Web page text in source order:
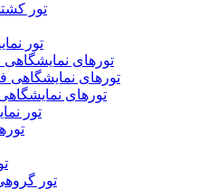
تور
تور
تورهای نمایشگاهی
تورهای نمایشگاهی
تورهای نمایشگاهی
تور
تور